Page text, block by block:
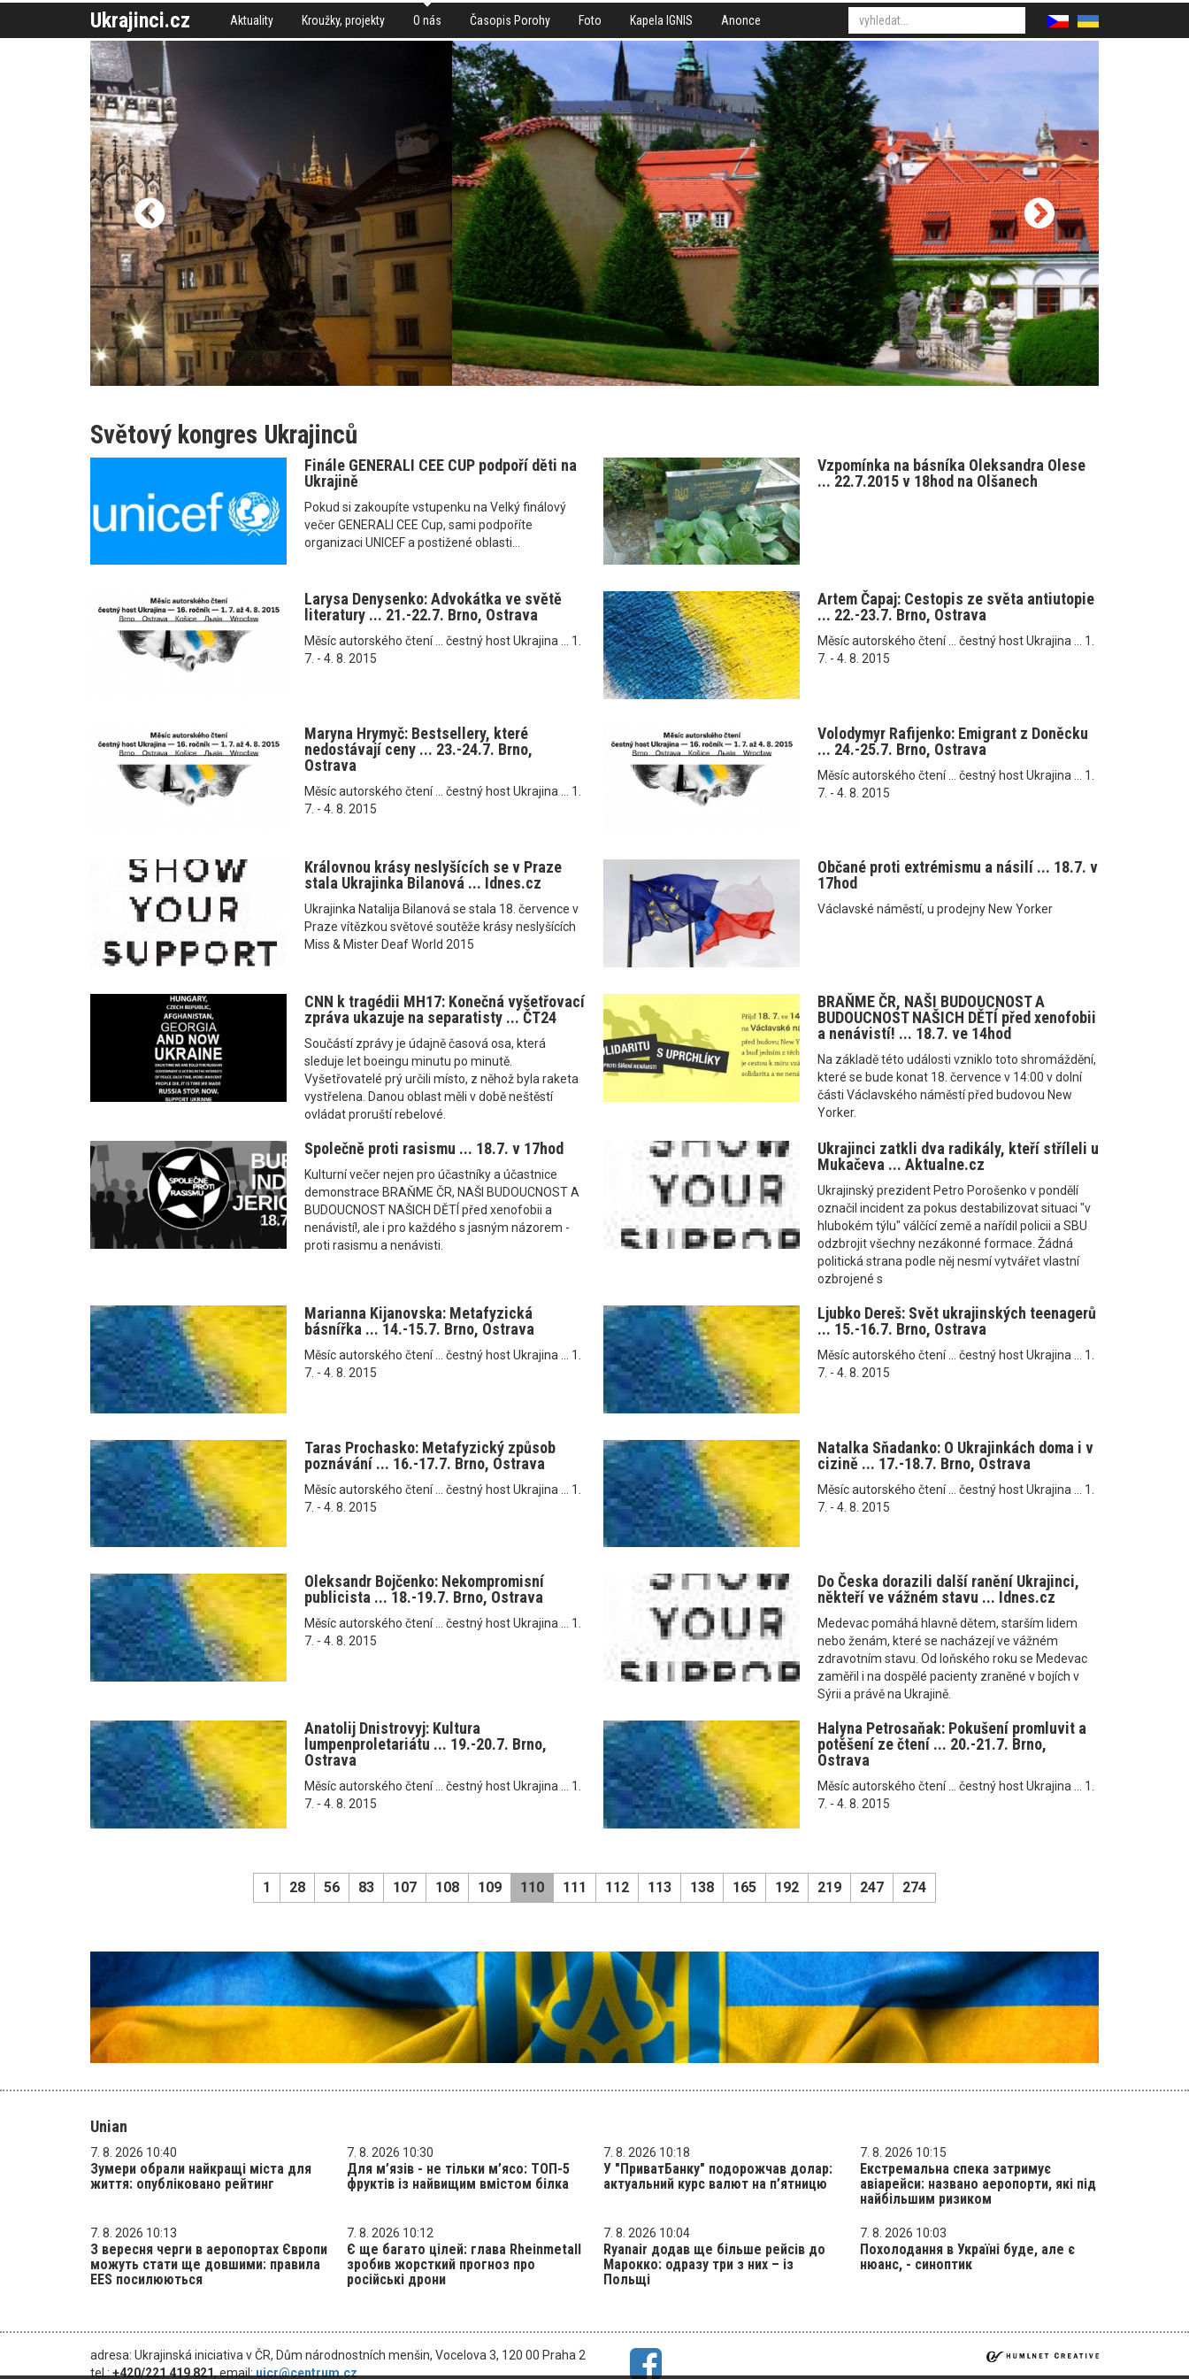
Ukrajinci.cz Aktuality Kroužky, projekty O nás Časopis Porohy Foto Kapela IGNIS Anonce
Světový kongres Ukrajinců
Finále GENERALI CEE CUP podpoří děti na
Ukrajině
Pokud si zakoupíte vstupenku na Velký finálový
večer GENERALI CEE Cup, sami podpoříte
organizaci UNICEF a postižené oblasti...
Vzpomínka na básníka Oleksandra Olese
... 22.7.2015 v 18hod na Olšanech
Larysa Denysenko: Advokátka ve světě
literatury ... 21.-22.7. Brno, Ostrava
Měsíc autorského čtení ... čestný host Ukrajina ... 1.
7. - 4. 8. 2015
Artem Čapaj: Cestopis ze světa antiutopie
... 22.-23.7. Brno, Ostrava
Měsíc autorského čtení ... čestný host Ukrajina ... 1.
7. - 4. 8. 2015
Maryna Hrymyč: Bestsellery, které
nedostávají ceny ... 23.-24.7. Brno,
Ostrava
Měsíc autorského čtení ... čestný host Ukrajina ... 1.
7. - 4. 8. 2015
Volodymyr Rafijenko: Emigrant z Doněcku
... 24.-25.7. Brno, Ostrava
Měsíc autorského čtení ... čestný host Ukrajina ... 1.
7. - 4. 8. 2015
Královnou krásy neslyšících se v Praze
stala Ukrajinka Bilanová ... Idnes.cz
Ukrajinka Natalija Bilanová se stala 18. července v
Praze vítězkou světové soutěže krásy neslyšících
Miss & Mister Deaf World 2015
Občané proti extrémismu a násilí ... 18.7. v
17hod
Václavské náměstí, u prodejny New Yorker
CNN k tragédii MH17: Konečná vyšetřovací
zpráva ukazuje na separatisty ... ČT24
Součástí zprávy je údajně časová osa, která
sleduje let boeingu minutu po minutě.
Vyšetřovatelé prý určili místo, z něhož byla raketa
vystřelena. Danou oblast měli v době neštěstí
ovládat proruští rebelové.
BRAŇME ČR, NAŠI BUDOUCNOST A
BUDOUCNOST NAŠICH DĚTÍ před xenofobii
a nenávistí! ... 18.7. ve 14hod
Na základě této události vzniklo toto shromáždění,
které se bude konat 18. července v 14:00 v dolní
části Václavského náměstí před budovou New
Yorker.
Společně proti rasismu ... 18.7. v 17hod
Kulturní večer nejen pro účastníky a účastnice
demonstrace BRAŇME ČR, NAŠI BUDOUCNOST A
BUDOUCNOST NAŠICH DĚTÍ před xenofobii a
nenávistí!, ale i pro každého s jasným názorem -
proti rasismu a nenávisti.
Ukrajinci zatkli dva radikály, kteří stříleli u
Mukačeva ... Aktualne.cz
Ukrajinský prezident Petro Porošenko v pondělí
označil incident za pokus destabilizovat situaci "v
hlubokém týlu" válčící země a nařídil policii a SBU
odzbrojit všechny nezákonné formace. Žádná
politická strana podle něj nesmí vytvářet vlastní
ozbrojené s
Marianna Kijanovska: Metafyzická
básnířka ... 14.-15.7. Brno, Ostrava
Měsíc autorského čtení ... čestný host Ukrajina ... 1.
7. - 4. 8. 2015
Ljubko Dereš: Svět ukrajinských teenagerů
... 15.-16.7. Brno, Ostrava
Měsíc autorského čtení ... čestný host Ukrajina ... 1.
7. - 4. 8. 2015
Taras Prochasko: Metafyzický způsob
poznávání ... 16.-17.7. Brno, Ostrava
Měsíc autorského čtení ... čestný host Ukrajina ... 1.
7. - 4. 8. 2015
Natalka Sňadanko: O Ukrajinkách doma i v
cizině ... 17.-18.7. Brno, Ostrava
Měsíc autorského čtení ... čestný host Ukrajina ... 1.
7. - 4. 8. 2015
Oleksandr Bojčenko: Nekompromisní
publicista ... 18.-19.7. Brno, Ostrava
Měsíc autorského čtení ... čestný host Ukrajina ... 1.
7. - 4. 8. 2015
Do Česka dorazili další ranění Ukrajinci,
někteří ve vážném stavu ... Idnes.cz
Medevac pomáhá hlavně dětem, starším lidem
nebo ženám, které se nacházejí ve vážném
zdravotním stavu. Od loňského roku se Medevac
zaměřil i na dospělé pacienty zraněné v bojích v
Sýrii a právě na Ukrajině.
Anatolij Dnistrovyj: Kultura
lumpenproletariátu ... 19.-20.7. Brno,
Ostrava
Měsíc autorského čtení ... čestný host Ukrajina ... 1.
7. - 4. 8. 2015
Halyna Petrosaňak: Pokušení promluvit a
potěšení ze čtení ... 20.-21.7. Brno,
Ostrava
Měsíc autorského čtení ... čestný host Ukrajina ... 1.
7. - 4. 8. 2015
1 28 56 83 107 108 109 110 111 112 113 138 165 192 219 247 274
Unian
7. 8. 2026 10:40
Зумери обрали найкращі міста для
життя: опубліковано рейтинг
7. 8. 2026 10:30
Для м’язів - не тільки м’ясо: ТОП-5
фруктів із найвищим вмістом білка
7. 8. 2026 10:18
У "ПриватБанку" подорожчав долар:
актуальний курс валют на п’ятницю
7. 8. 2026 10:15
Екстремальна спека затримує
авіарейси: названо аеропорти, які під
найбільшим ризиком
7. 8. 2026 10:13
З вересня черги в аеропортах Європи
можуть стати ще довшими: правила
EES посилюються
7. 8. 2026 10:12
Є ще багато цілей: глава Rheinmetall
зробив жорсткий прогноз про
російські дрони
7. 8. 2026 10:04
Ryanair додав ще більше рейсів до
Марокко: одразу три з них – із
Польщі
7. 8. 2026 10:03
Похолодання в Україні буде, але є
нюанс, - синоптик
adresa: Ukrajinská iniciativa v ČR, Dům národnostních menšin, Vocelova 3, 120 00 Praha 2
tel.:+420/221 419 821, email:uicr@centrum.cz